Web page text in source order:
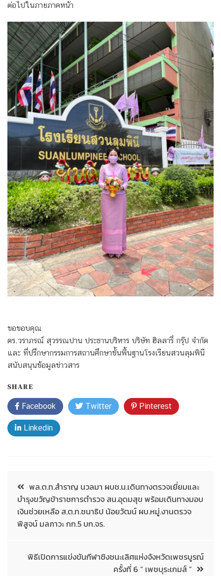
ต่อไปในภายภาคหน้า
ขอขอบคุณ
ดร.วราภรณ์ สุวรรณปาน ประธานบริหาร บริษัท ฮิลลารี่ กรุ๊ป จำกัด
และ ที่ปรึกษากรรมการสถานศึกษาขั้นพื้นฐานโรงเรียนสวนลุมพินี
สนับสนุนข้อมูลข่าวสาร
SHARE
Facebook Twitter Pinterest
Linkedin
พล.ต.ท.สำราญ นวลมา ผบช.น.เดินทางตรวจเยี่ยมและ
บำรุงขวัญข้าราชการตำรวจ สน.อุดมสุข พร้อมเดินทางมอบ
เงินช่วยเหลือ ส.ต.ท.ชนาธิป น้อยวัฒน์ ผบ.หมู่.งานตรวจ
พิสูจน์ มลภาวะ กก.5 บก.จร.
พิธีเปิดการแข่งขันกีฬาชิงชนะเลิศแห่งจังหวัดเพชรบูรณ์
ครั้งที่ 6 “ เพชบุระเกมส์ ”